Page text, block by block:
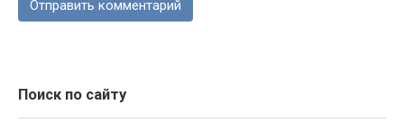
Поиск по сайту